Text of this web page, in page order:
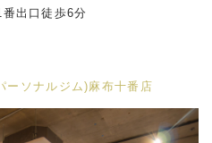
番出口徒歩6分
ソナルジム)麻布十番店